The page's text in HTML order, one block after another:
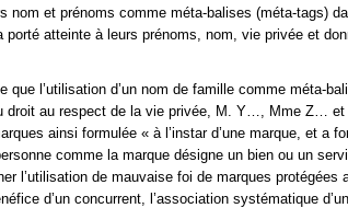
nom et prénoms comme méta-balises (méta-tags)
atteinte à leurs prénoms, nom, vie privée et
que l’utilisation d’un nom de famille comme méta-
droit au respect de la vie privée, M. Y…, Mme Z…
ainsi formulée « à l’instar d’une marque, et a
comme la marque désigne un bien ou un
l’utilisation de mauvaise foi de marques protégées
d’un concurrent, l’association systématique